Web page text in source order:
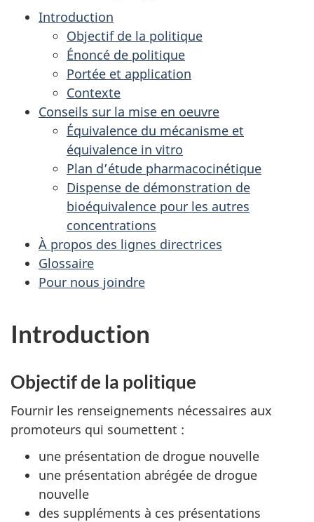
Introduction
Objectif de la politique
Énoncé de politique
Portée et application
Contexte
Conseils sur la mise en oeuvre
Équivalence du mécanisme et
équivalence in vitro
Plan d’étude pharmacocinétique
Dispense de démonstration de
bioéquivalence pour les autres
concentrations
À propos des lignes directrices
Glossaire
Pour nous joindre
Introduction
Objectif de la politique
Fournir les renseignements nécessaires aux
promoteurs qui soumettent :
une présentation de drogue nouvelle
une présentation abrégée de drogue
nouvelle
des suppléments à ces présentations